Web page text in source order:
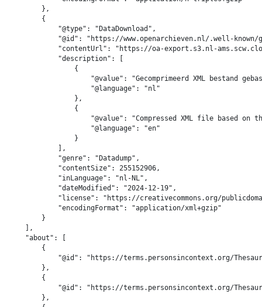
        },
        {
            "@type": "DataDownload",
"@id": "https://www.openarchieven.nl/.well-
"contentUrl": "https://oa-export.s3.nl-
            "description": [
                {
"@value": "Gecomprimeerd XML bestand
                    "@language": "nl"
                },
                {
"@value": "Compressed XML file based on
                    "@language": "en"
                }
            ],
            "genre": "Datadump",
            "contentSize": 255152906,
            "inLanguage": "nl-NL",
            "dateModified": "2024-12-19",
"license": "https://creativecommons.org/
            "encodingFormat": "application/xml+gzip"
        }
    ],
    "about": [
        {
"@id": "https://terms.personsincontext.org/
        },
        {
"@id": "https://terms.personsincontext.org/
        },